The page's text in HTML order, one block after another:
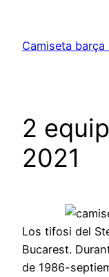
contenido
Camiseta
2
2021
Los tifosi del
Bucarest.
de 1986-